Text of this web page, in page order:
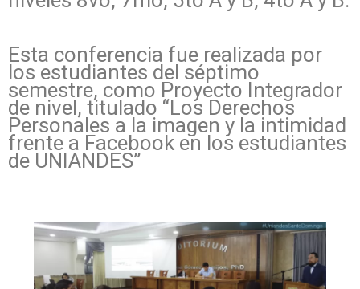
Esta conferencia fue realizada por
los estudiantes del séptimo
semestre, como Proyecto Integrador
de nivel, titulado “Los Derechos
Personales a la imagen y la intimidad
frente a Facebook en los estudiantes
de UNIANDES”